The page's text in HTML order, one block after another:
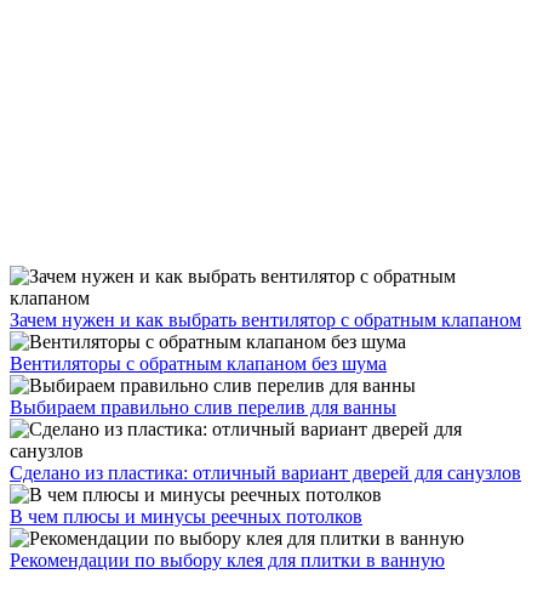
Зачем нужен и как выбрать вентилятор с обратным клапаном
Вентиляторы с обратным клапаном без шума
Выбираем правильно слив перелив для ванны
Сделано из пластика: отличный вариант дверей для санузлов
В чем плюсы и минусы реечных потолков
Рекомендации по выбору клея для плитки в ванную